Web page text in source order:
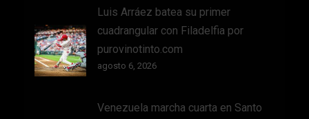
Luis Arráez batea su primer
cuadrangular con Filadelfia por
purovinotinto.com
agosto 6, 2026
Venezuela marcha cuarta en Santo